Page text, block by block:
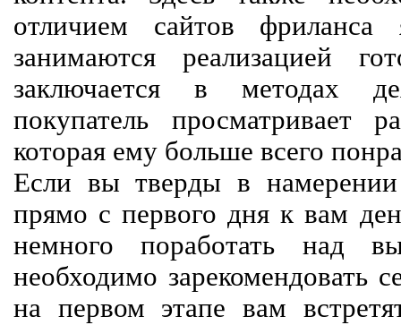
отличием сайтов
занимаются реализацией
заключается в методах
покупатель просматривает
которая ему больше всего
Если вы тверды в
прямо с первого дня к вам
немного поработать над
необходимо зарекомендовать
на первом этапе вам